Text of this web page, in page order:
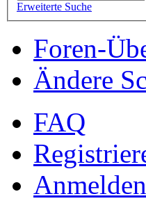
Erweiterte Suche
Foren-
Ändere
FAQ
Anmelden